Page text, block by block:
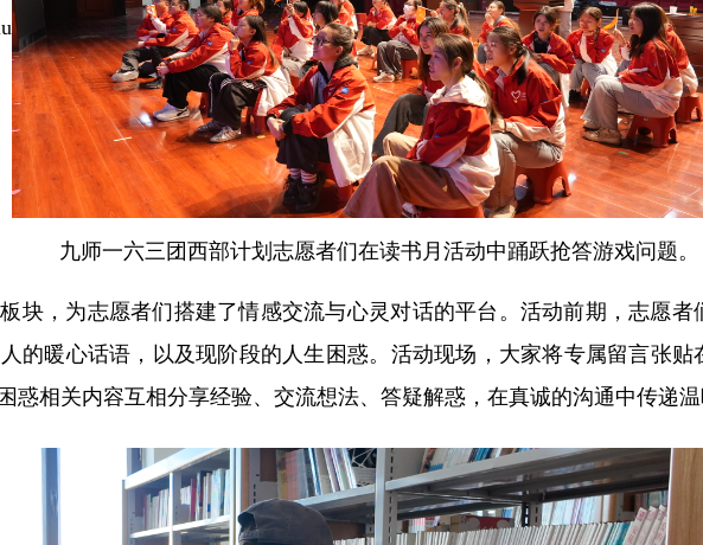
九师一六三团西部计划志愿者们在读书月活动中踊跃抢答游戏问题。
块，为志愿者们搭建了情感交流与心灵对话的平台。活动前期，志愿
的暖心话语，以及现阶段的人生困惑。活动现场，大家将专属留言张
惑相关内容互相分享经验、交流想法、答疑解惑，在真诚的沟通中传递温